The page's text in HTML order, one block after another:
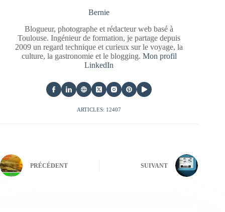
Bernie
Blogueur, photographe et rédacteur web basé à
Toulouse. Ingénieur de formation, je partage depuis
2009 un regard technique et curieux sur le voyage, la
culture, la gastronomie et le blogging. Mon profil
LinkedIn
ARTICLES: 12407
PRÉCÉDENT SUIVANT